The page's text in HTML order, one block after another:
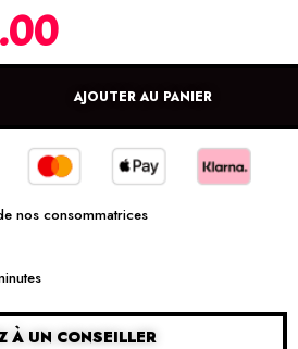
AJOUTER AU PANIER
nos consommatrices
À UN CONSEILLER